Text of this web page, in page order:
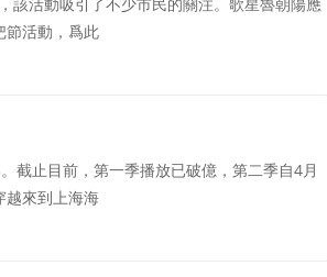
節活動，爲此
截止目前，第一季播放已破億，第二季自4月
越來到上海海